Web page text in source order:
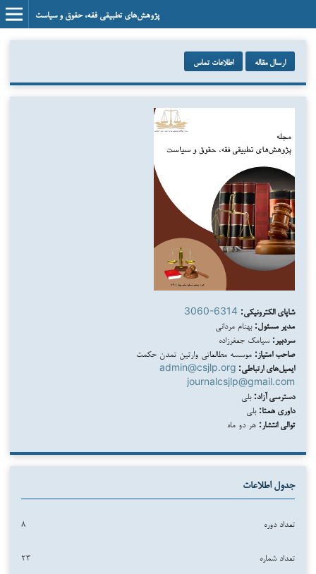
پژوهش‌های تطبیقی فقه، حقوق و سیاست
ارسال مقاله اطلاعات تماس
شاپای الکترونیکی: 3060-6314
مدیر مسئول: بهنام مردانی
سردبیر: سیامک جعفرزاده
صاحب امتیاز: موسسه مطالعاتی وارثین تمدن حکمت
ایمیل‌های ارتباطی: admin@csjlp.org
journalcsjlp@gmail.com
دسترسی آزاد: بلی
داوری همتا: بلی
توالی انتشار: هر دو ماه
جدول اطلاعات
تعداد دوره ۸
تعداد شماره ۲۳